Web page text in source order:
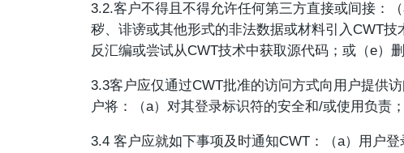
3.2.客户不得且不得允许任何第三方直接或间接：
秽、诽谤或其他形式的非法数据或材料引入CWT
反汇编或尝试从CWT技术中获取源代码；或（e）
3.3客户应仅通过CWT批准的访问方式向用户提供
户将：（a）对其登录标识符的安全和/或使用负责
3.4 客户应就如下事项及时通知CWT：（a）用户